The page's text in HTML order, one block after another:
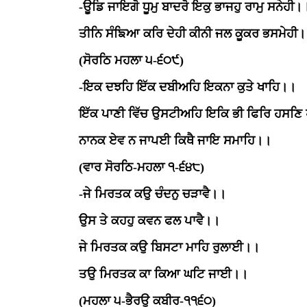
-ਊਡਿ ਜਾਇਗੋ ਧੂਮੁ ਬਾਦਰੋ ਇਕੁ ਭਾਜਹੁ ਰਾਮੁ
ਤੀਨਿ ਸੰਙਿਆ ਕਰਿ ਦੇਹੀ ਕੀਨੀ ਜਲ ਕੂਕਰ
(ਸੋਰਠਿ ਮਹਲਾ ੫-੬੦੯)
-ਇਕ ਦਝਹਿ ਇੱਕ ਦਬੀਅਹਿ ਇਕਨਾ ਕੁਤੇ ਖਾਹਿ।।
ਇੱਕ ਪਾਣੀ ਵਿੱਚ ਉਸਟੀਅਹਿ ਇਕਿ ਭੀ ਫਿਰਿ ਹਸਣਿ
ਨਾਨਕ ਏਵ ਨ ਜਾਪਈ ਕਿਥੈ ਜਾਇ ਸਮਾਹਿ।।
(ਵਾਰ ਸੋਰਠਿ-ਮਹਲਾ ੧-੬੪੮)
-ਜੇ ਮਿਰਤਕ ਕਉ ਚੰਦਨੁ ਚੜਾਵੈ।।
ਉਸ ਤੇ ਕਹਹੁ ਕਵਨ ਫਲ ਪਾਵੈ।।
ਜੇ ਮਿਰਤਕ ਕਉ ਬਿਸਟਾ ਮਾਹਿ ਰੁਲਾਈ।।
ਤਉ ਮਿਰਤਕ ਕਾ ਕਿਆ ਘਟਿ ਜਾਈ।।
(ਮਹਲਾ ੫-ਭੈਰਉ ਕਬੀਰ-੧੧੬੦)